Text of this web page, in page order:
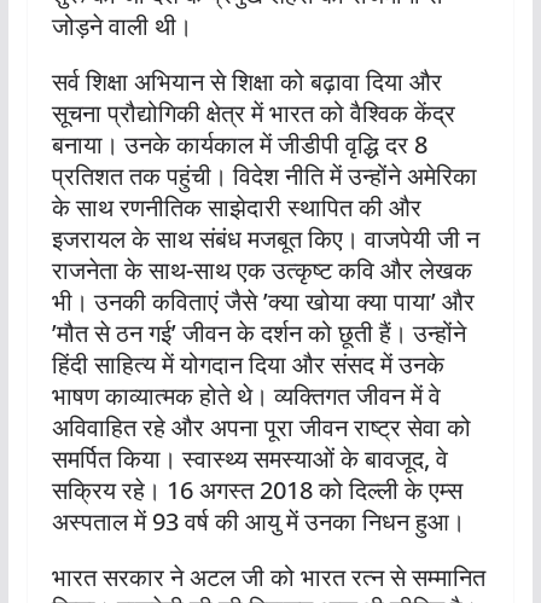
जोड़ने वाली थी।
सर्व शिक्षा अभियान से शिक्षा को बढ़ावा दिया और
सूचना प्रौद्योगिकी क्षेत्र में भारत को वैश्विक केंद्र
बनाया। उनके कार्यकाल में जीडीपी वृद्धि दर 8
प्रतिशत तक पहुंची। विदेश नीति में उन्होंने अमेरिका
के साथ रणनीतिक साझेदारी स्थापित की और
इजरायल के साथ संबंध मजबूत किए। वाजपेयी जी न
राजनेता के साथ-साथ एक उत्कृष्ट कवि और लेखक
भी। उनकी कविताएं जैसे ’क्या खोया क्या पाया’ और
’मौत से ठन गई’ जीवन के दर्शन को छूती हैं। उन्होंने
हिंदी साहित्य में योगदान दिया और संसद में उनके
भाषण काव्यात्मक होते थे। व्यक्तिगत जीवन में वे
अविवाहित रहे और अपना पूरा जीवन राष्ट्र सेवा को
समर्पित किया। स्वास्थ्य समस्याओं के बावजूद, वे
सक्रिय रहे। 16 अगस्त 2018 को दिल्ली के एम्स
अस्पताल में 93 वर्ष की आयु में उनका निधन हुआ।
भारत सरकार ने अटल जी को भारत रत्न से सम्मानित